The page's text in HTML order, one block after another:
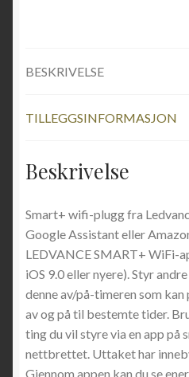
BESKRIVELSE
TILLEGGSINFORMASJON
Beskrivelse
Smart+ wifi-plugg fra
Google Assistant eller
LEDVANCE SMART+ WiFi-
iOS 9.0 eller nyere). Styr
denne av/på-timeren som
av og på til bestemte tider.
ting du vil styre via en app på
nettbrettet. Uttaket har
Gjennom appen kan du se